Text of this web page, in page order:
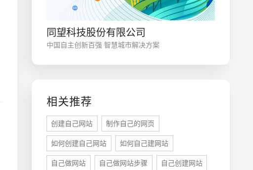
同望科技股份有限公司
中国自主创新百强 智慧城市解决方案
相关推荐
创建自己网站 制作自己的网页
如何创建自己网站 如何自己建网站
自己做网站 自己做网站步骤 自己创建网站0755-